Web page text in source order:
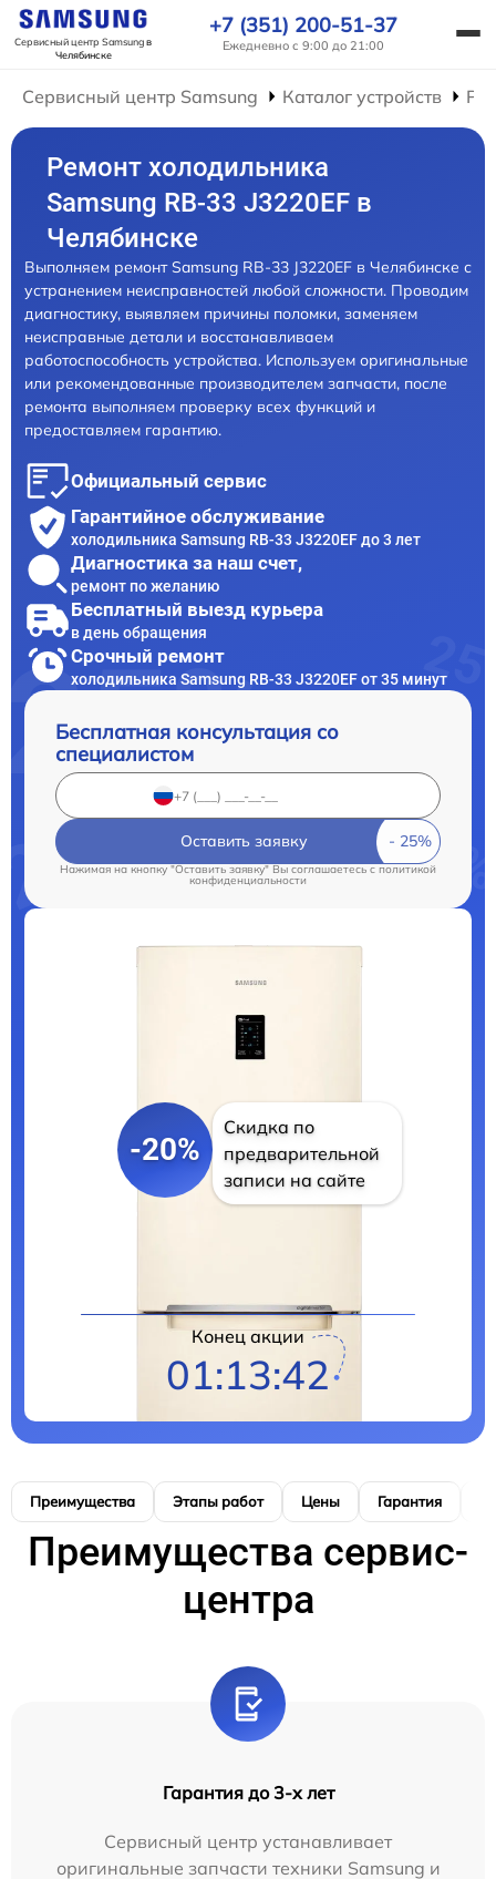
Сервисный центр Samsungв
Челябинске
+7 (351) 200-51-37
Ежедневно с 9:00 до 21:00
Сервисный центр Samsung Каталог устройств
Ремонт холодильника
Samsung RB-33 J3220EF в
Челябинске
Выполняем ремонт Samsung RB-33 J3220EF в Челябинске с
устранением неисправностей любой сложности. Проводим
диагностику, выявляем причины поломки, заменяем
неисправные детали и восстанавливаем
работоспособность устройства. Используем оригинальные
или рекомендованные производителем запчасти, после
ремонта выполняем проверку всех функций и
предоставляем гарантию.
Официальный сервис
Гарантийное обслуживание
холодильника Samsung RB-33 J3220EF до 3 лет
Диагностика за наш счет,
ремонт по желанию
Бесплатный выезд курьера
в день обращения
Срочный ремонт
холодильника Samsung RB-33 J3220EF от 35 минут
Бесплатная консультация со
специалистом
Оставить заявку
Нажимая на кнопку "Оставить заявку" Вы соглашаетесь c политикой
конфиденциальности
-20%
Скидка по
предварительной
записи на сайте
Конец акции
01:13:41
Преимущества Этапы работ Цены Гарантия
Преимущества сервис-
центра
Гарантия до 3-х лет
Сервисный центр устанавливает
оригинальные запчасти техники Samsung и